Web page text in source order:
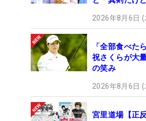
2026年8月6日
「全部食べた
祝さくらが大
の笑み
2026年8月6日
宮里道場【正